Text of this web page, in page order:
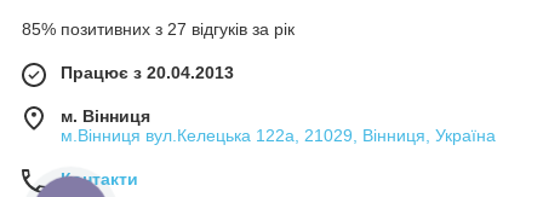
85% позитивних з 27 відгуків за рік
Працює з 20.04.2013
м. Вінниця
м.Вінниця вул.Келецька 122а, 21029, Вінниця, Україна
Контакти